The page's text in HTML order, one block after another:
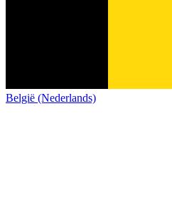
België (Nederlands)